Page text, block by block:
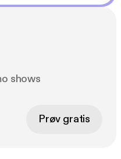
shows
Prøv gratis